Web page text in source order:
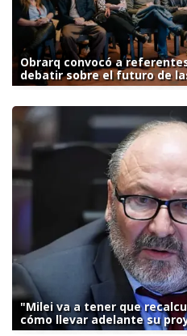
Obrarq convocó a
debatir sobre el futuro de
"Milei va a tener que
cómo llevar adelante su